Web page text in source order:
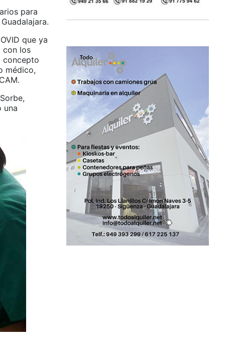
para
que ya
con los
concepto
médico,
una